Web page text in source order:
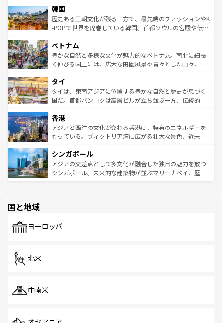
はコンテンツ一覧
いる。アクティビティも充実しており、サーフィンやダイ
ビング、ハイキングなど、アウトドア好きにはたまらな
い。オーストラリアの多彩な魅力を存分に味わいつくそ
参照してほしい。
ン）、静ひつな山岳地帯である台湾東部など、都市の喧騒
と山間の静けさが共存しており、訪れる人に新しい発見と
驚きをもたらしてくれる。また、奥深い台湾の食文化も魅
容にもいいと評判のスイーツなど、バラエティ豊かな料理
が味わえる。 なお、新着の台湾情報は コンテンツ一覧を参
照してほしい。
韓国
歴史ある王朝文化が残る一方で、最先端のファッションやK
-POPで世界を席巻している韓国。首都ソウルの宮殿や伝統
き、地方に足を延ばせば四季折々の自然美を楽しむことが
できる。そして、キムチや焼肉、絶品のストリートフード
まで、さまざまな韓国料理が待っている。夜には、韓国な
リティに包まれながら、韓国の多彩な魅力を心ゆくまで味
わってみてほしい。 なお、新着の韓国情報はコンテンツ一
覧を参照してほしい。
ベトナム
豊かな自然と多様な文化が魅力的なベトナム。南北に細長
く伸びる国土には、広大な田園風景や青々とした山々、世
急速な発展と共に伝統が息づく。ハノイの古い町並みやホ
ーチミン市のフランス統治時代の建物も、独特の雰囲気を
醸し出している。また、バラエティの豊かさとおいしさで
とつ。フォーやバインミー、ベトナムコーヒーなどは、ぜ
ひ現地で味わいたい。どの地域を訪れてもあたたかい人々
が旅行者を迎えてくれるので、きっと忘れられない旅にな
参照してほしい。
タイ
タイは、東南アジアに位置する豊かな自然と歴史が息づく
国だ。首都バンコクは高層ビルが立ち並ぶ一方、伝統的な
の活気が交差している。北部ではチェンマイなどの山岳地
帯で自然と触れ合い、南部ではプーケットやクラビの美し
いビーチでリゾート気分を楽しむことができる。タイ料理
激する。気候は一年中温暖で、どの季節にも異なる楽しみ
が待っている。親しみやすいタイの人々、仏教を中心とし
た文化、そして多様な観光資源が、訪れる旅人を魅了し続
香港
アジアと西洋の文化が交わる香港は、特有のエネルギーを
もっている。ヴィクトリア湾に広がる壮大な景色、近未来
み、どこを訪れても感動するはず。観光スポットが密集し
ており、効率よく見どころを回れるのも魅力。息をのむよ
うな絶景から文化的な体験まで、香港を存分に楽しみ尽く
シンガポール
アジアの交差点として多文化が融合した独自の魅力を放つ
シンガポール。未来的な建築物が並ぶマリーナベイ、歴史
で、ホーカーズは地元の風情を楽しめる外せないスポット
国と地域
ヨーロッパ
北米
中南米